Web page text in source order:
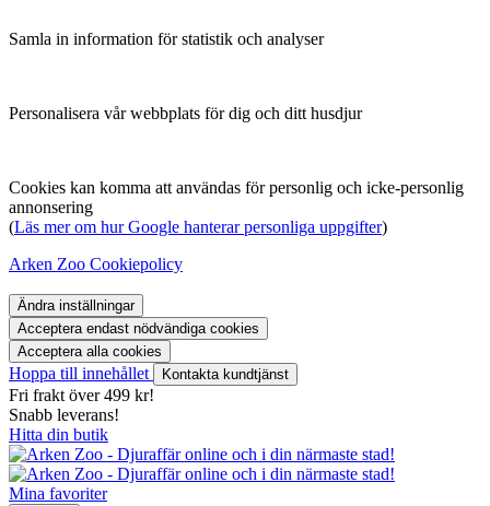
Samla in information för statistik och analyser
Personalisera vår webbplats för dig och ditt husdjur
Cookies kan komma att användas för personlig och icke-personlig
annonsering
(Läs mer om hur Google hanterar personliga uppgifter)
Arken Zoo Cookiepolicy
Ändra inställningar
Acceptera endast nödvändiga cookies
Acceptera alla cookies
Hoppa till innehållet Kontakta kundtjänst
Fri frakt över 499 kr!
Snabb leverans!
Hitta din butik
Mina favoriter